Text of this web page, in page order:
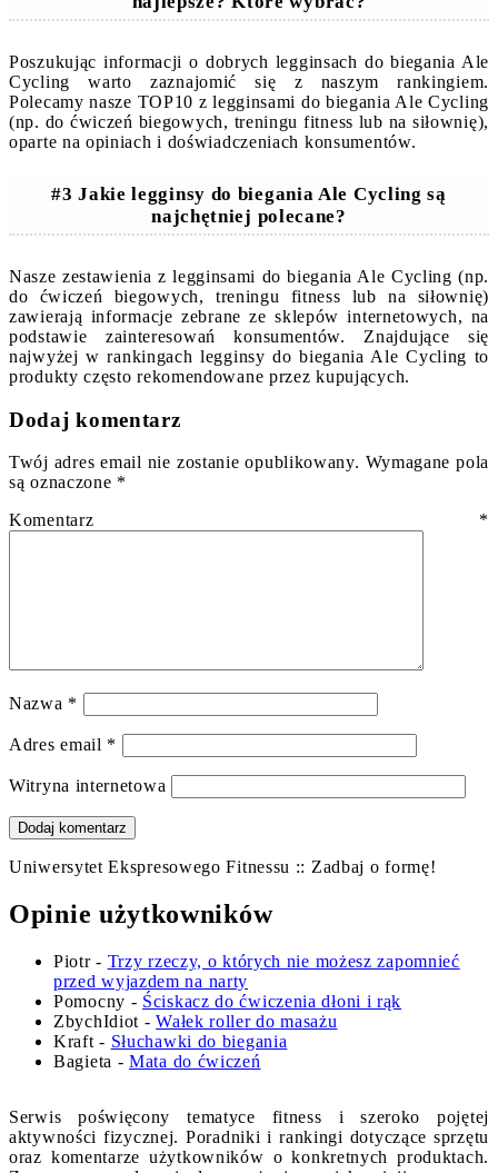
Poszukując informacji o dobrych legginsach do biegania Ale
Cycling warto zaznajomić się z naszym rankingiem.
Polecamy nasze TOP10 z legginsami do biegania Ale Cycling
(np. do ćwiczeń biegowych, treningu fitness lub na siłownię),
oparte na opiniach i doświadczeniach konsumentów.
#3 Jakie legginsy do biegania Ale Cycling są
najchętniej polecane?
Nasze zestawienia z legginsami do biegania Ale Cycling (np.
do ćwiczeń biegowych, treningu fitness lub na siłownię)
zawierają informacje zebrane ze sklepów internetowych, na
podstawie zainteresowań konsumentów. Znajdujące się
najwyżej w rankingach legginsy do biegania Ale Cycling to
produkty często rekomendowane przez kupujących.
Dodaj komentarz
Twój adres email nie zostanie opublikowany. Wymagane pola
są oznaczone *
Komentarz *
Nazwa *
Adres email *
Witryna internetowa
Uniwersytet Ekspresowego Fitnessu :: Zadbaj o formę!
Opinie użytkowników
Piotr- Trzy rzeczy, o których nie możesz zapomnieć
przed wyjazdem na narty
Pomocny - Ściskacz do ćwiczenia dłoni i rąk
ZbychIdiot -Wałek roller do masażu
Kraft - Słuchawki do biegania
Bagieta -Mata do ćwiczeń
Serwis poświęcony tematyce fitness i szeroko pojętej
aktywności fizycznej. Poradniki i rankingi dotyczące sprzętu
oraz komentarze użytkowników o konkretnych produktach.